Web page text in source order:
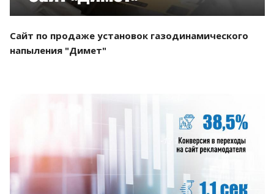
Сайт по продаже установок газодинамического
напыления "Димет"